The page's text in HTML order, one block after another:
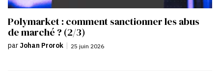
Polymarket : comment sanctionner les abus
de marché ? (2/3)
par Johan Prorok | 25 juin 2026